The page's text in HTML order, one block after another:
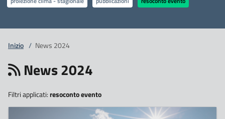
Inizio / News 2024
News 2024
Filtri applicati:resoconto evento